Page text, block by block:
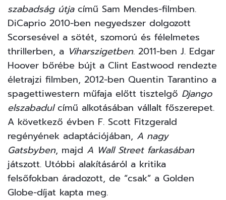
szabadság útjacímű Sam Mendes-filmben.
DiCaprio 2010-ben negyedszer dolgozott
Scorsesével a sötét, szomorú és félelmetes
thrillerben, a Viharszigetben. 2011-ben J. Edgar
Hoover bőrébe bújt a Clint Eastwood rendezte
életrajzi filmben, 2012-ben Quentin Tarantino a
spagettiwestern műfaja előtt tisztelgő Django
elszabadulcímű alkotásában vállalt főszerepet.
A következő évben F. Scott Fitzgerald
regényének adaptációjában, A nagy
Gatsbyben, majd A Wall Street farkasában
játszott. Utóbbi alakításáról a kritika
felsőfokban áradozott, de “csak” a Golden
Globe-díjat kapta meg.